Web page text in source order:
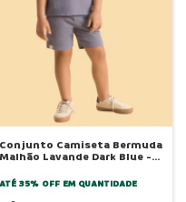
Conjunto Camiseta Bermuda
Malhão Lavande Dark Blue -
ATÉ 35% OFF EM QUANTIDADE